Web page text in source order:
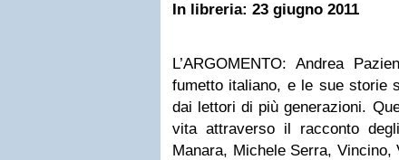
In libreria: 23 giugno 2011
L’ARGOMENTO: Andrea
fumetto italiano, e le sue storie
dai lettori di più generazioni.
vita attraverso il racconto
Manara, Michele Serra, Vincino,